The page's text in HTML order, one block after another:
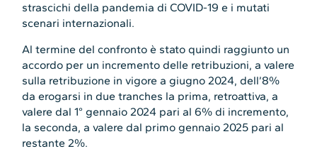
strascichi della pandemia di COVID-19 e i mutati
scenari internazionali.
Al termine del confronto è stato quindi raggiunto un
accordo per un incremento delle retribuzioni, a valere
sulla retribuzione in vigore a giugno 2024, dell’8%
da erogarsi in due tranches la prima, retroattiva, a
valere dal 1° gennaio 2024 pari al 6% di incremento,
la seconda, a valere dal primo gennaio 2025 pari al
restante 2%.